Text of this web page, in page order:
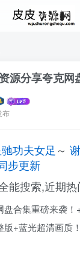
源分享夸克网
布
功夫女足 ～
步更新
能搜索,近期热
盘合集重磅来袭
+蓝光超清画质！